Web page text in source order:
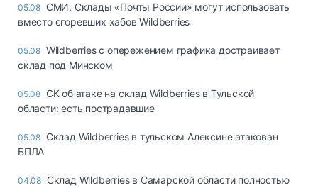
05.08 СМИ: Склады «Почты России» могут использовать
вместо сгоревших хабов Wildberries
05.08 Wildberries с опережением графика достраивает
склад под Минском
05.08 СК об атаке на склад Wildberries в Тульской
области: есть пострадавшие
05.08 Склад Wildberries в тульском Алексине атакован
БПЛА
04.08 Склад Wildberries в Самарской области полностью